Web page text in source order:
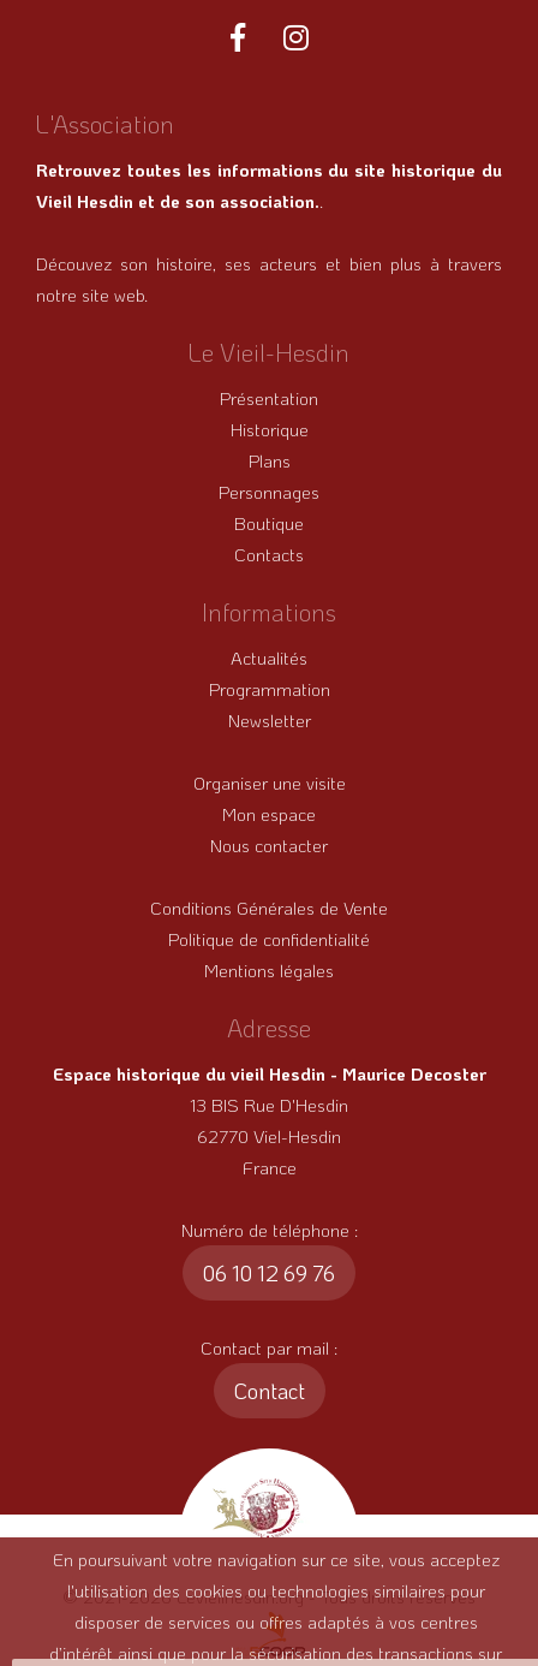
L'Association
Retrouvez toutes les informations du site historique du
Vieil Hesdin et de son association..
Découvez son histoire, ses acteurs et bien plus à travers
notre site web.
Le Vieil-Hesdin
Présentation
Historique
Plans
Personnages
Boutique
Contacts
Informations
Actualités
Programmation
Newsletter
Organiser une visite
Mon espace
Nous contacter
Conditions Générales de Vente
Politique de confidentialité
Mentions légales
Adresse
Espace historique du vieil Hesdin - Maurice Decoster
13 BIS Rue D'Hesdin
62770 Viel-Hesdin
France
Numéro de téléphone :
06 10 12 69 76
Contact par mail :
Contact
© 2021-2026 Levieilhesdin.org - Tous droits réservés
En poursuivant votre navigation sur ce site, vous acceptez
l'utilisation des cookies ou technologies similaires pour
disposer de services ou offres adaptés à vos centres
d’intérêt ainsi que pour la sécurisation des transactions sur